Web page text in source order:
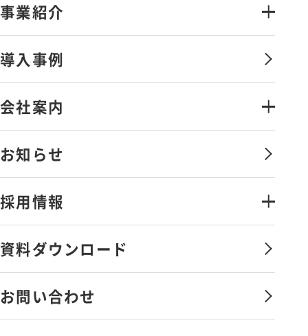
事業紹介
ス
情報セキュリティソリューション
金融証券データソリューション
その他のソリューション
導入事例
会社案内
沿革
会社憲章
お知らせ
採用情報
福利厚生・社内制度
社員を知る
新卒採用
資料ダウンロード
お問い合わせ